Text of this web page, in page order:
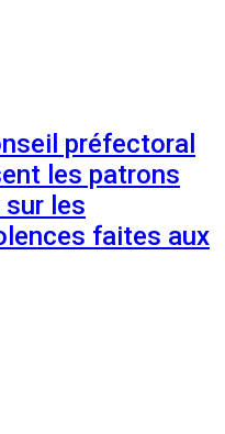
préfectoral
les patrons
sur les
faites aux